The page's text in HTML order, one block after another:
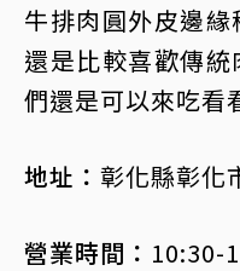
牛排肉圓外皮邊
還是比較喜歡傳
們還是可以來吃看
地址： 彰化縣彰化
營業時間： 10:30-